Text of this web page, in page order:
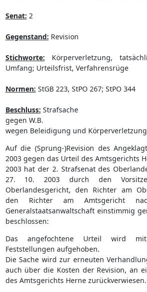
Senat: 2
Gegenstand: Revision
Stichworte: Körperverletzung,
Umfang; Urteilsfrist, Verfahrensrüge
Normen: StGB 223, StPO 267; StPO 344
Beschluss: Strafsache
gegen W.B.
wegen Beleidigung und Körperverletzung
Auf die (Sprung-)Revision des
2003 gegen das Urteil des Amtsgerichts
2003 hat der 2. Strafsenat des
27. 10. 2003 durch den
Oberlandesgericht, den Richter am
den Richter am Amtsgericht
Generalstaatsanwaltschaft einstimmig
beschlossen:
Das angefochtene Urteil wird
Feststellungen aufgehoben.
Die Sache wird zur erneuten
auch über die Kosten der Revision, an
des Amtsgerichts Herne zurückverwiesen.